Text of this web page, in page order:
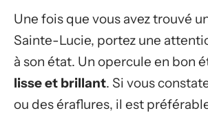
Une fois que vous avez trouvé
Sainte-Lucie, portez une
à son état. Un opercule en bon
lisse et brillant. Si vous
ou des éraflures, il est